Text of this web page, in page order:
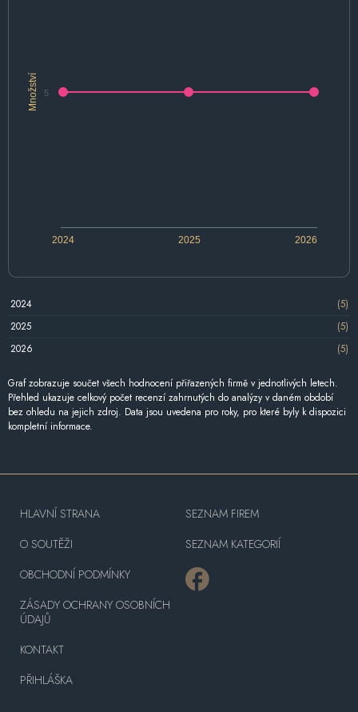
Množství
2024 2026
2025
5
2024
(5)
2025
(5)
2026
(5)
Graf zobrazuje součet všech hodnocení přiřazených firmě v jednotlivých letech.
Přehled ukazuje celkový počet recenzí zahrnutých do analýzy v daném období
bez ohledu na jejich zdroj. Data jsou uvedena pro roky, pro které byly k dispozici
kompletní informace.
HLAVNÍ STRANA
O SOUTĚŽI
OBCHODNÍ PODMÍNKY
ZÁSADY OCHRANY OSOBNÍCH
ÚDAJŮ
KONTAKT
PŘIHLÁŠKA
SEZNAM FIREM
SEZNAM KATEGORIÍ